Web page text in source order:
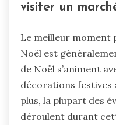
visiter un
Le meilleur moment
Noël est
de Noël s’animent
décorations festives
plus, la plupart des
déroulent durant